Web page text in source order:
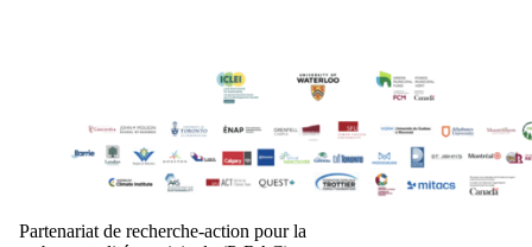
Partenariat de recherche-action pour la